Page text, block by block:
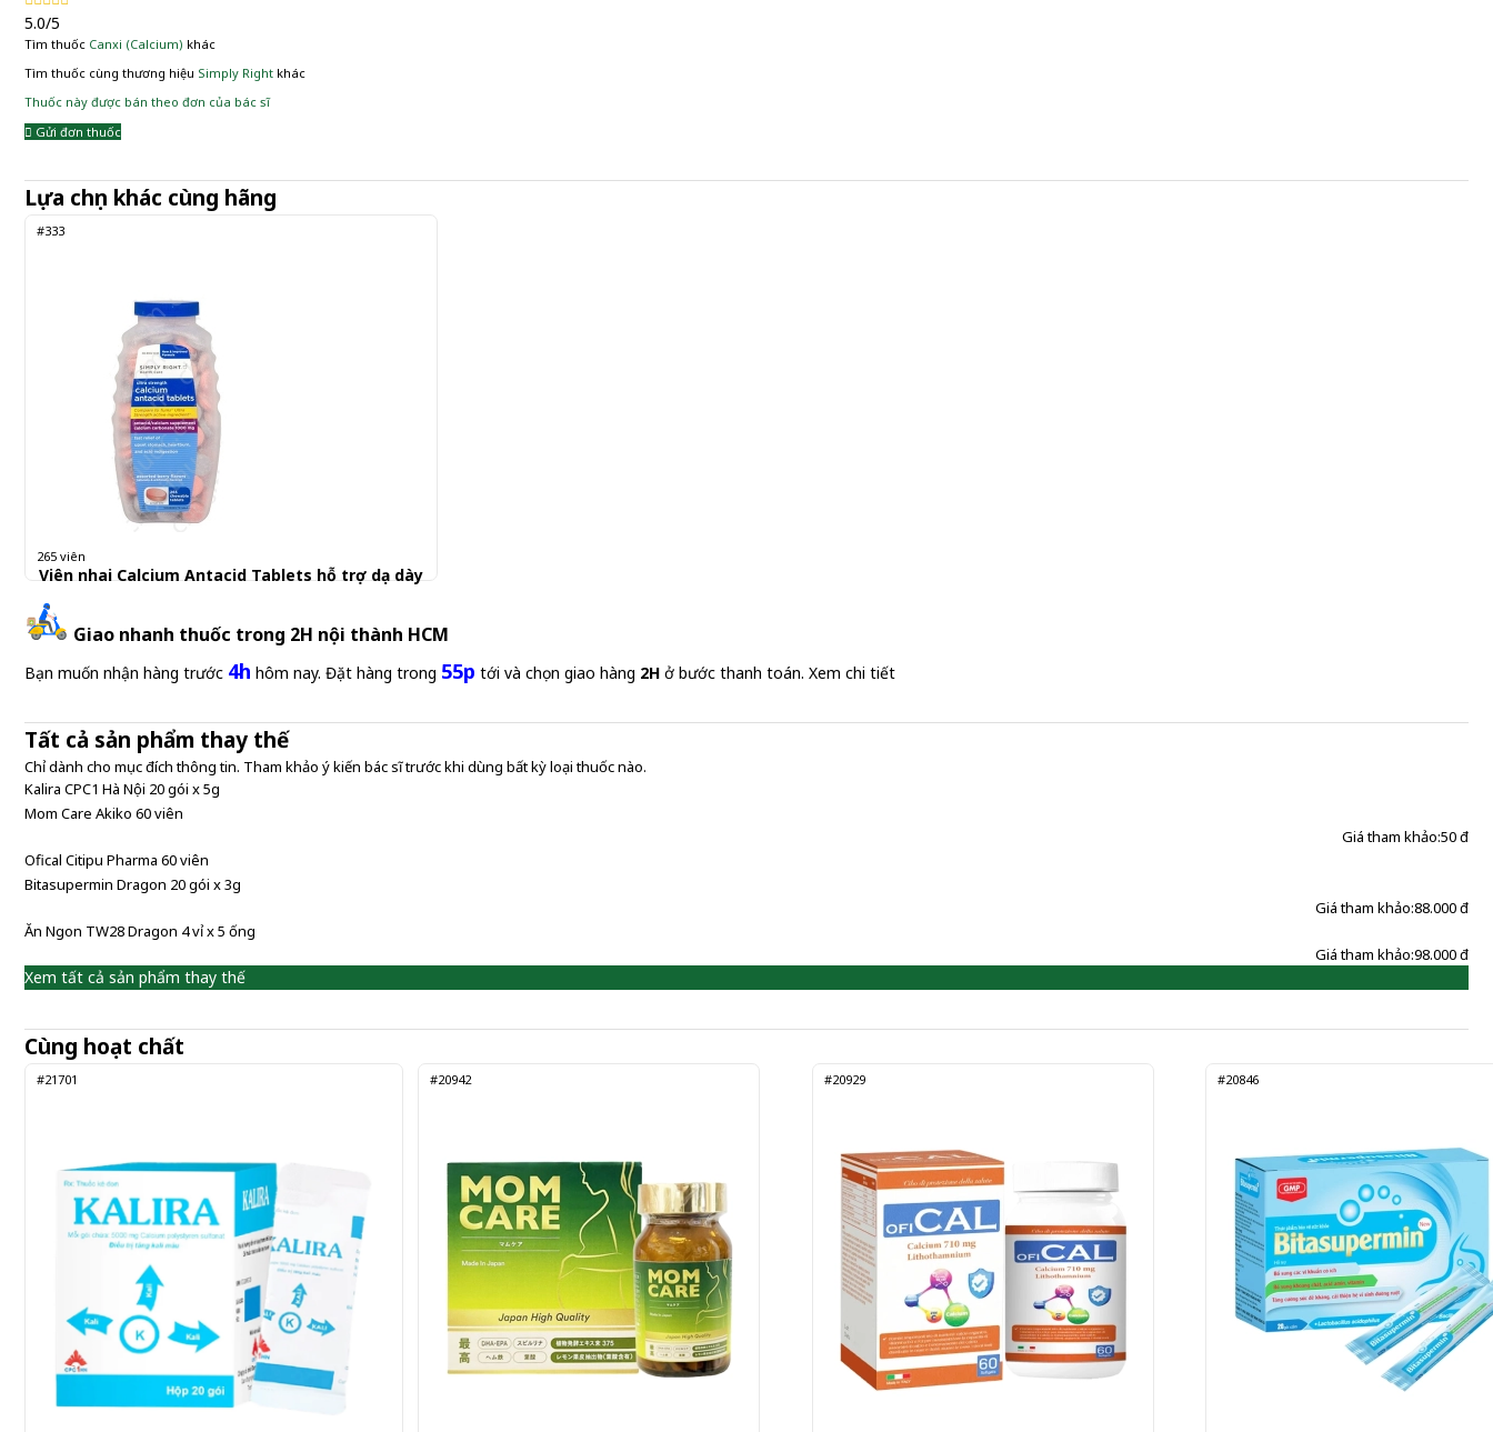
5.0/5
Tìm thuốc Canxi (Calcium) khác
Tìm thuốc cùng thương hiệu Simply Right khác
Thuốc này được bán theo đơn của bác sĩ
Gửi đơn thuốc
Lựa chọn khác cùng hãng
#333
265 viên
Viên nhai Calcium Antacid Tablets hỗ trợ dạ dày
Gửi đơn thuốc
Giao nhanh thuốc trong 2H nội thành HCM
Bạn muốn nhận hàng trước 4h hôm nay. Đặt hàng trong 55p tới và chọn giao hàng 2H ở bước thanh toán. Xem chi tiết
Tất cả sản phẩm thay thế
Chỉ dành cho mục đích thông tin. Tham khảo ý kiến bác sĩ trước khi dùng bất kỳ loại thuốc nào.
Kalira CPC1 Hà Nội 20 gói x 5g
Mom Care Akiko 60 viên
Giá tham khảo:50 đ
Ofical Citipu Pharma 60 viên
Bitasupermin Dragon 20 gói x 3g
Giá tham khảo:88.000 đ
Ăn Ngon TW28 Dragon 4 vỉ x 5 ống
Giá tham khảo:98.000 đ
Xem tất cả sản phẩm thay thế
Cùng hoạt chất
#21701 #20942 #20929 #20846